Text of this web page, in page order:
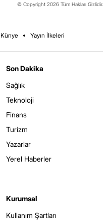
© Copyright 2026 Tüm Hakları Gizlidir.
Künye Yayın İlkeleri
Son Dakika
Sağlık
Teknoloji
Finans
Turizm
Yazarlar
Yerel Haberler
Kurumsal
Kullanım Şartları